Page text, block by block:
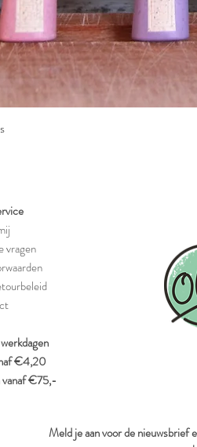
vragen
€4,20
vanaf €75,-
Meld je aan voor de nieuwsbrief